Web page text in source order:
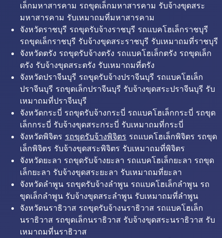
เล็กมหาสารคาม รถขุดเล็กมหาสารคาม รับจ้างขุดสระ
มหาสารคาม รับเหมาถมที่มหาสารคาม
จังหวัดราชบุรี รถขุดรับจ้างราชบุรี รถแบคโฮเล็กราชบุรี
รถขุดเล็กราชบุรี รับจ้างขุดสระราชบุรี รับเหมาถมที่ราชบุรี
จังหวัดตรัง รถขุดรับจ้างตรัง รถแบคโฮเล็กตรัง รถขุดเล็ก
ตรัง รับจ้างขุดสระตรัง รับเหมาถมที่ตรัง
จังหวัดปราจีนบุรี รถขุดรับจ้างปราจีนบุรี รถแบคโฮเล็ก
ปราจีนบุรี รถขุดเล็กปราจีนบุรี รับจ้างขุดสระปราจีนบุรี รับ
เหมาถมที่ปราจีนบุรี
จังหวัดกระบี่ รถขุดรับจ้างกระบี่ รถแบคโฮเล็กกระบี่ รถขุด
เล็กกระบี่ รับจ้างขุดสระกระบี่ รับเหมาถมที่กระบี่
จังหวัดพิจิตร รถขุดรับจ้างพิจิตร รถแบคโฮเล็กพิจิตร รถขุด
เล็กพิจิตร รับจ้างขุดสระพิจิตร รับเหมาถมที่พิจิตร
จังหวัดยะลา รถขุดรับจ้างยะลา รถแบคโฮเล็กยะลา รถขุด
เล็กยะลา รับจ้างขุดสระยะลา รับเหมาถมที่ยะลา
จังหวัดลำพูน รถขุดรับจ้างลำพูน รถแบคโฮเล็กลำพูน รถ
ขุดเล็กลำพูน รับจ้างขุดสระลำพูน รับเหมาถมที่ลำพูน
จังหวัดนราธิวาส รถขุดรับจ้างนราธิวาส รถแบคโฮเล็ก
นราธิวาส รถขุดเล็กนราธิวาส รับจ้างขุดสระนราธิวาส รับ
เหมาถมที่นราธิวาส